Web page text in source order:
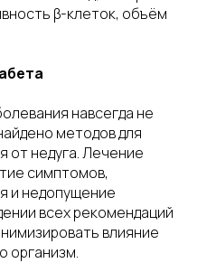
β-клеток, объём
навсегда не
методов для
от недуга. Лечение
симптомов,
и недопущение
всех рекомендаций
влияние
организм.